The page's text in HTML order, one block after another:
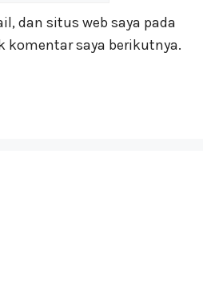
dan situs web saya pada
komentar saya berikutnya.